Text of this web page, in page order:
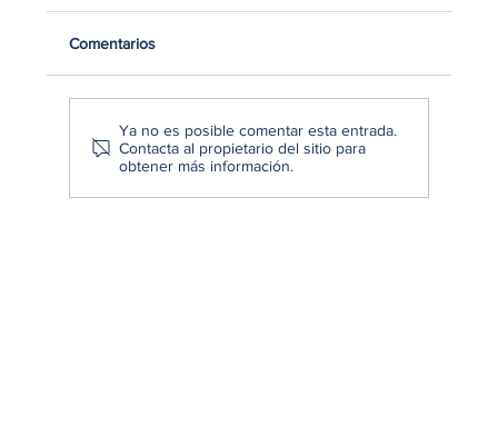
Comentarios
Ya no es posible comentar esta entrada.
Contacta al propietario del sitio para
obtener más información.